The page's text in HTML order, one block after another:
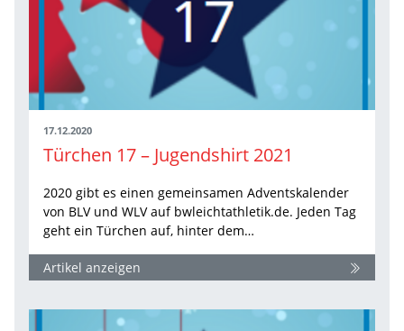
17.12.2020
Türchen 17 – Jugendshirt 2021
2020 gibt es einen gemeinsamen Adventskalender
von BLV und WLV auf bwleichtathletik.de. Jeden Tag
geht ein Türchen auf, hinter dem…
Artikel anzeigen